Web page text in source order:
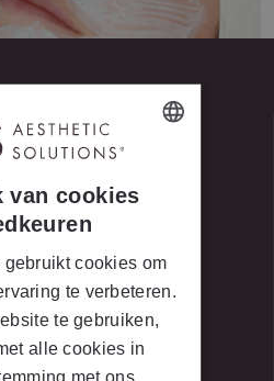
meer Beauty Tips!
FRENCH
van cookies
cookies om
te verbeteren.
te gebruiken,
alle cookies in
met ons